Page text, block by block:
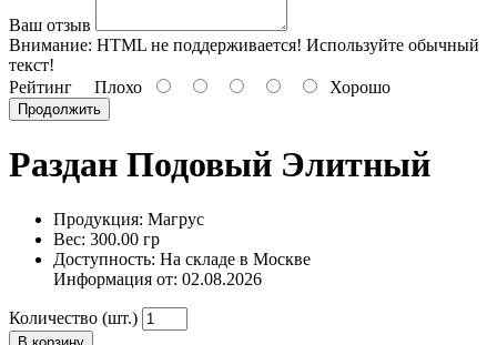
Ваш отзыв
Внимание: HTML не поддерживается! Используйте обычный
текст!
Рейтинг Плохо Хорошо
Продолжить
Раздан Подовый Элитный
Продукция: Магрус
Вес: 300.00 гр
Доступность: На складе в Москве
Информация от: 02.08.2026
Количество (шт.)